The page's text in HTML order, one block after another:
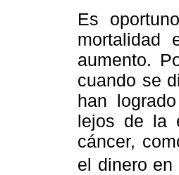
Es
aumento.
cuando se
han
lejos de la
cáncer,
el dinero en